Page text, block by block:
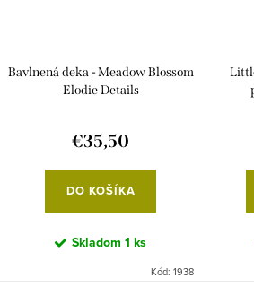
Bavlnená deka - Meadow Blossom
Elodie Details
€35,50
DO KOŠÍKA
Skladom 1 ks
Kód: 1938